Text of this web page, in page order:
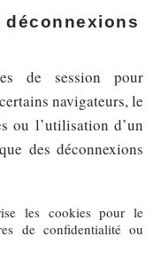
de session pour
navigateurs, le
ou l’utilisation d’un
des déconnexions
les cookies pour le
de confidentialité ou